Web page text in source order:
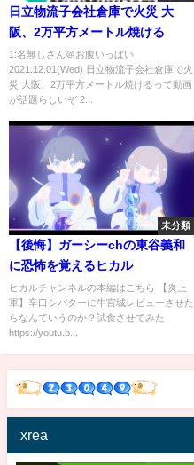
日立物流子会社倉庫で火災 大
阪、2万平方メートル焼ける
1:名無しさん＠お腹いっぱい
2021.12.01(Wed) 日立物流子会社倉庫で火
災 大阪、2万平方メートル焼けるって動画
が話題らしいぞ 2...
未分類
【後悔】ガーシーchの東谷義和
に恐怖を覚えるヒカル
ヒカルチャンネルの本編はこちら 【炎上
軍】辛口シバターに牛宮城レビューさせた
らなんていうのか？試食させてみた
https://youtu.b...
xrea